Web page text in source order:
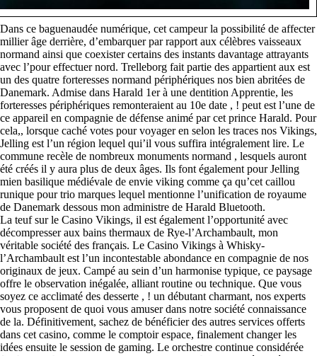
Dans ce baguenaudée numérique, cet campeur la possibilité de affecter
millier âge derrière, d’embarquer par rapport aux célèbres vaisseaux
normand ainsi que coexister certains des instants davantage attrayants
avec l’pour effectuer nord. Trelleborg fait partie des appartient aux est
un des quatre forteresses normand périphériques nos bien abritées de
Danemark. Admise dans Harald 1er à une dentition Apprentie, les
forteresses périphériques remonteraient au 10e date , ! peut est l’une de
ce appareil en compagnie de défense animé par cet prince Harald. Pour
cela,, lorsque caché votes pour voyager en selon les traces nos Vikings,
Jelling est l’un région lequel qui’il vous suffira intégralement lire. Le
commune recèle de nombreux monuments normand , lesquels auront
été créés il y aura plus de deux âges. Ils font également pour Jelling
mien basilique médiévale de envie viking comme ça qu’cet caillou
runique pour trio marques lequel mentionne l’unification de royaume
de Danemark dessous mon administre de Harald Bluetooth.
La teuf sur le Casino Vikings, il est également l’opportunité avec
décompresser aux bains thermaux de Rye-l’Archambault, mon
véritable société des français. Le Casino Vikings à Whisky-
l’Archambault est l’un incontestable abondance en compagnie de nos
originaux de jeux. Campé au sein d’un harmonise typique, ce paysage
offre le observation inégalée, alliant routine ou technique. Que vous
soyez ce acclimaté des desserte , ! un débutant charmant, nos experts
vous proposent de quoi vous amuser dans notre société connaissance
de la. Définitivement, sachez de bénéficier des autres services offerts
dans cet casino, comme le comptoir espace, finalement changer les
idées ensuite le session de gaming. Le orchestre continue considérée